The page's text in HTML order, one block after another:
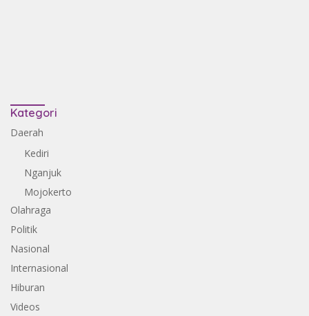
Kategori
Daerah
Kediri
Nganjuk
Mojokerto
Olahraga
Politik
Nasional
Internasional
Hiburan
Videos